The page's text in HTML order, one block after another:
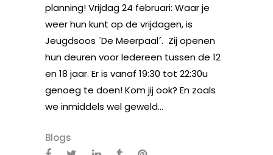
planning! Vrijdag 24 februari: Waar je
weer hun kunt op de vrijdagen, is
Jeugdsoos ´De Meerpaal´. Zij openen
hun deuren voor Iedereen tussen de 12
en 18 jaar. Er is vanaf 19:30 tot 22:30u
genoeg te doen! Kom jij ook? En zoals
we inmiddels wel geweld...
Blogs